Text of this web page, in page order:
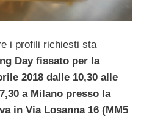
i profili richiesti sta
Day fissato per la
2018 dalle 10,30 alle
a Milano presso la
in Via Losanna 16 (MM5